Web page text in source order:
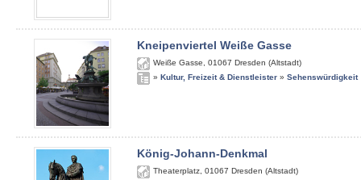
Kneipenviertel Weiße Gasse
Weiße Gasse 01067 Dresden (Altstadt)
» Kultur, Freizeit & Dienstleister » Sehenswürdigkeit
König-Johann-Denkmal
Theaterplatz 01067 Dresden (Altstadt)